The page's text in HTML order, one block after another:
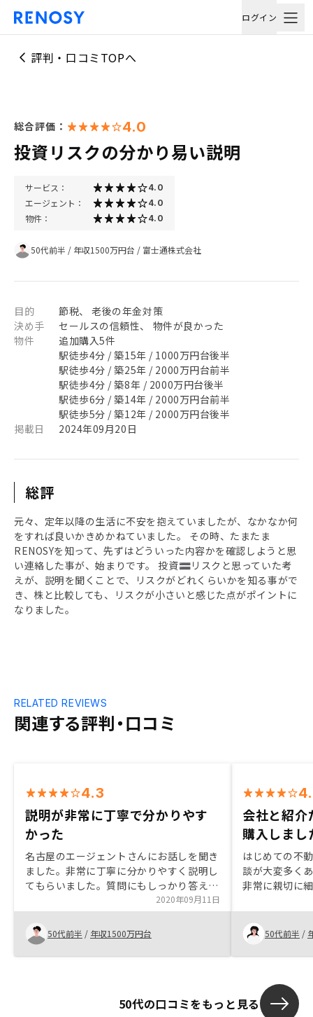
ログイン
評判・口コミTOPへ
総合評価： 4.0
投資リスクの分かり易い説明
サービス： 4.0
エージェント： 4.0
物件： 4.0
50代前半 / 年収1500万円台 / 富士通株式会社
目的
節税、 老後の年金対策
決め手
セールスの信頼性、 物件が良かった
物件
追加購入5件
駅徒歩4分 / 築15年 / 1000万円台後半
駅徒歩4分 / 築25年 / 2000万円台前半
駅徒歩4分 / 築8年 / 2000万円台後半
駅徒歩6分 / 築14年 / 2000万円台前半
駅徒歩5分 / 築12年 / 2000万円台後半
掲載日
2024年09月20日
総評
元々、定年以降の生活に不安を抱えていましたが、なかなか何
をすれば良いかきめかねていました。 その時、たまたま
RENOSYを知って、先ずはどういった内容かを確認しようと思
い連絡した事が、始まりです。 投資🟰リスクと思っていた考
えが、説明を聞くことで、リスクがどれくらいかを知る事がで
き、株と比較しても、リスクが小さいと感じた点がポイントに
なりました。
関連する評判・口コミ
RELATED REVIEWS
4.3
説明が非常に丁寧で分かりやす
かった
名古屋のエージェントさんにお話しを聞き
ました。非常に丁寧に分かりやすく説明し
てもらいました。質問にもしっかり答えて
くれました。決裁後アプリに早く反映され
ると良い。
2020年09月11日
50代前半 / 年収1500万円台
会社と紹介
購入しまし
はじめての不
談が大変多く
非常に親切に
きる会社だっ
介状だったの
50代前半 /
50代の口コミをもっと見る